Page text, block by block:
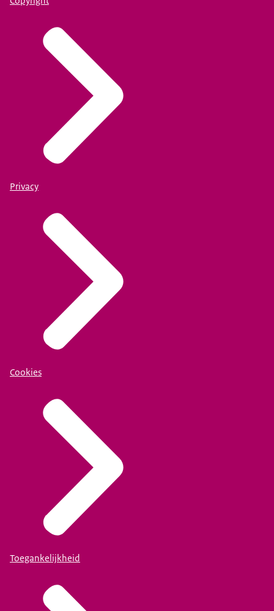
Privacy
Cookies
Toegankelijkheid